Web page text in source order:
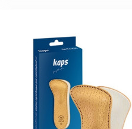
44-46